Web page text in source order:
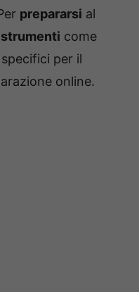
prepararsi al
strumenti come
per il
online.